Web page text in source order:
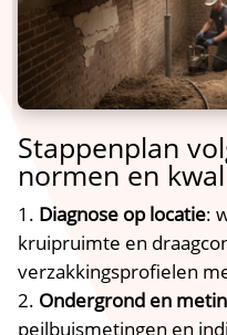
Stappenplan
normen en
Diagnose op locatie:
kruipruimte en
verzakkingsprofielen
Ondergrond en
peilbuismetingen en